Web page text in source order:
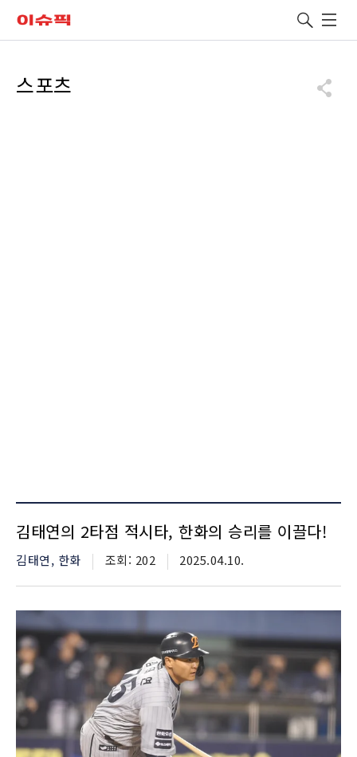
유용한 메뉴
검색
스포츠
김태연의 2타점 적시타, 한화의 승리를 이끌다!
카테고리
김태연, 한화 조회수
조회: 202 등재일자
2025.04.10.